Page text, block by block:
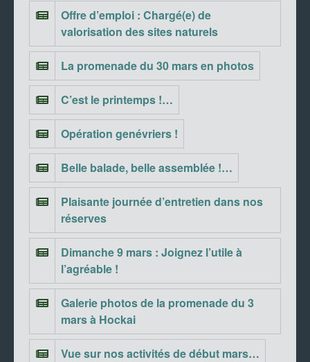
Offre d’emploi : Chargé(e) de
valorisation des sites naturels
La promenade du 30 mars en photos
C’est le printemps !…
Opération genévriers !
Belle balade, belle assemblée !…
Plaisante journée d’entretien dans nos
réserves
Dimanche 9 mars : Joignez l’utile à
l’agréable !
Galerie photos de la promenade du 3
mars à Hockai
Vue sur nos activités de début mars…